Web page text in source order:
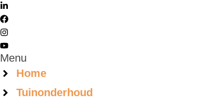
Menu
Home
Tuinonderhoud